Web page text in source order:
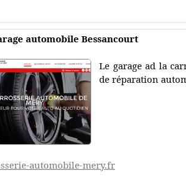
automobile Bessancourt
Le garage ad la
de réparation
automobile-mery.fr